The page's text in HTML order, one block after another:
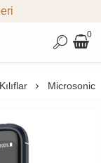
0
Kılıflar Microsonic